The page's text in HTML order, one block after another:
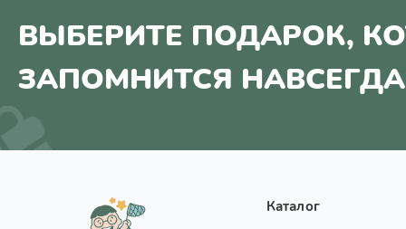
ВЫБЕРИТЕ ПОДАРОК,
ЗАПОМНИТСЯ
Каталог